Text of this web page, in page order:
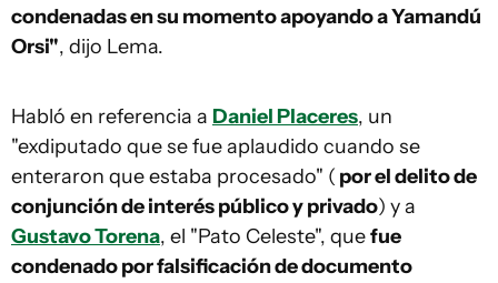
condenadas en su momento apoyando a Yamandú
Orsi", dijo Lema.
Habló en referencia a Daniel Placeres, un
"exdiputado que se fue aplaudido cuando se
enteraron que estaba procesado" ( por el delito de
conjunción de interés público y privado) y a
Gustavo Torena, el "Pato Celeste", quefue
condenado por falsificación de documento